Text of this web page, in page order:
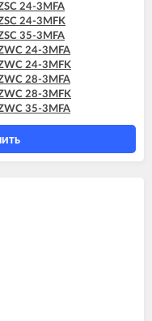
24-3MFA
24-3MFK
35-3MFA
24-3MFA
24-3MFK
28-3MFA
28-3MFK
35-3MFA